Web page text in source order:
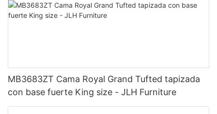
MB3683ZT Cama Royal Grand Tufted tapizada
con base fuerte King size - JLH Furniture